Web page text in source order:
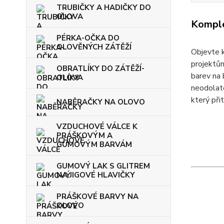
TRUBIČKY A HADIČKY DO
OLOVA
PÉRKA-OČKA DO
OLOVĚNÝCH ZÁTĚŽÍ
OBRATLÍKY DO ZÁTĚŽÍ-
OLOVA
NABĚRAČKY NA OLOVO
VZDUCHOVÉ VÁLCE K
PRÁŠKOVÝM A
GUMOVÝM BARVÁM
GUMOVÝ LAK S GLITREM
NA JIGOVÉ HLAVIČKY
PRÁŠKOVÉ BARVY NA
OLOVO
Objevte
barev na
který